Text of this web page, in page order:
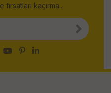
kaçırma...